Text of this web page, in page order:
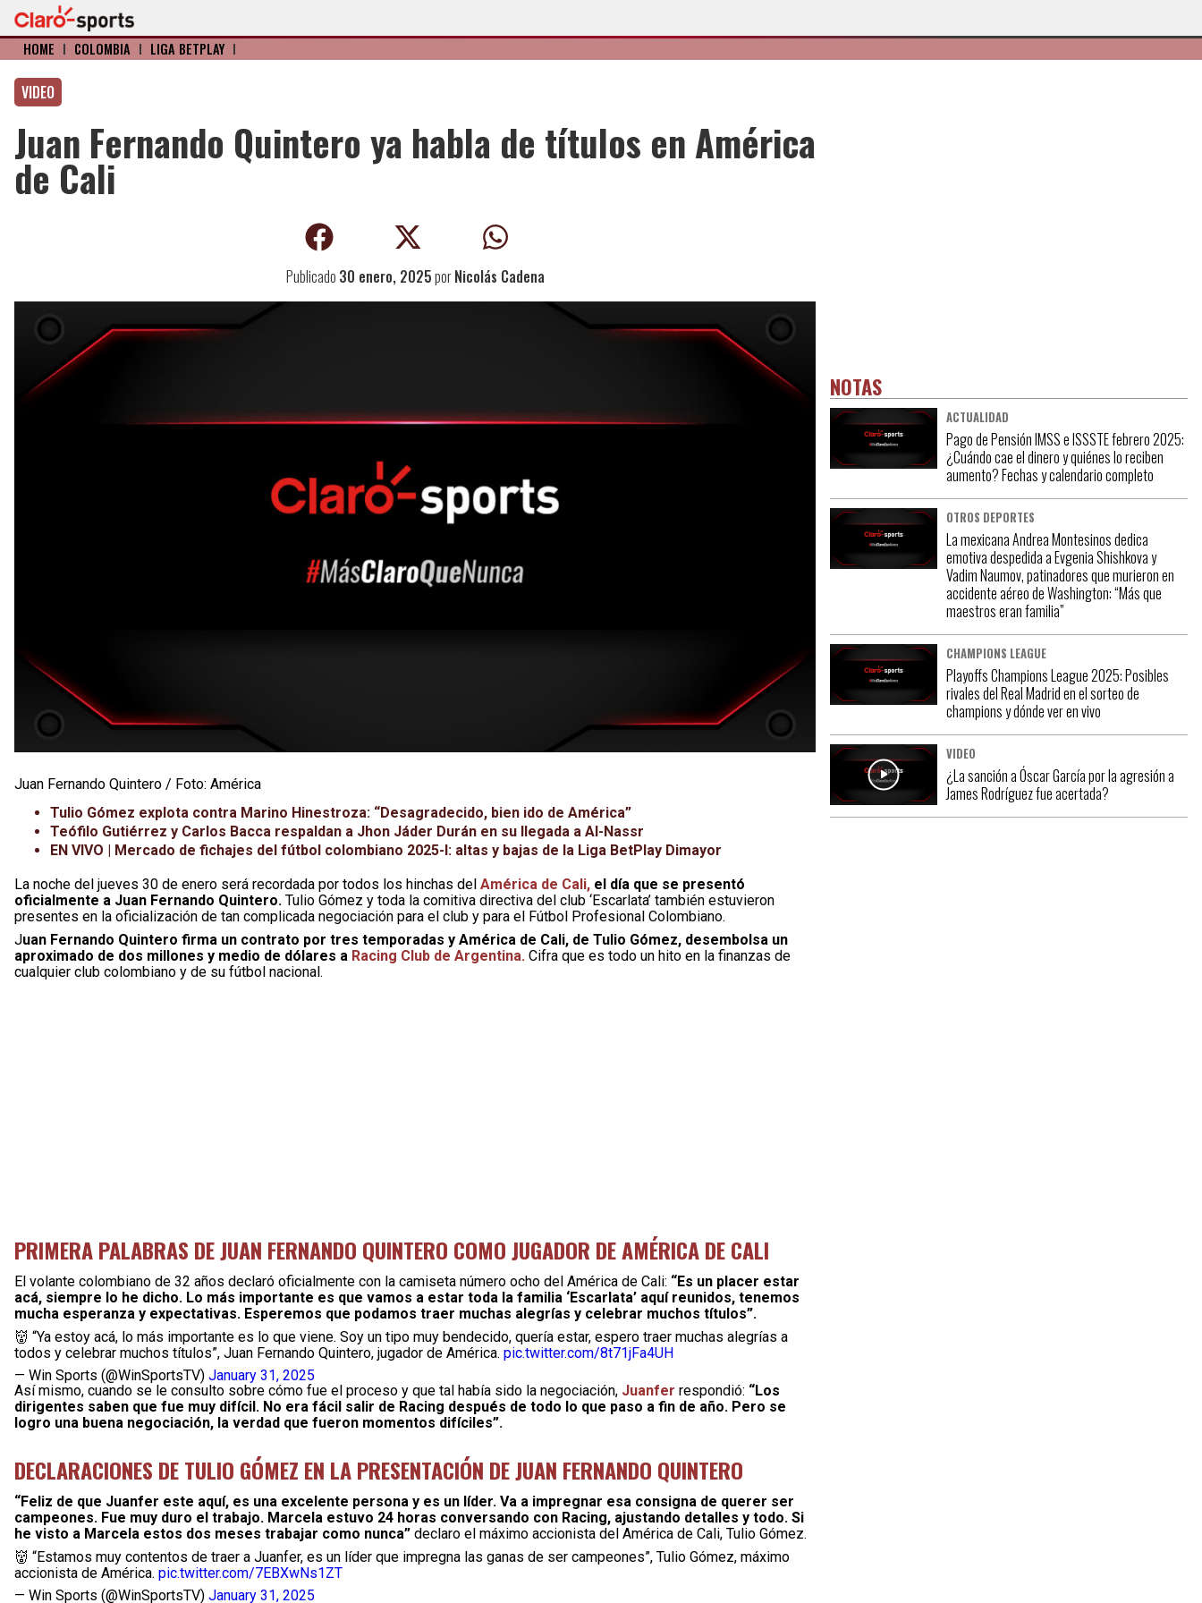
HOME I COLOMBIA I LIGA BETPLAY I
VIDEO
Juan Fernando Quintero ya habla de títulos en América
de Cali
Publicado 30 enero, 2025porNicolás Cadena
Juan Fernando Quintero / Foto: América
Tulio Gómez explota contra Marino Hinestroza: “Desagradecido, bien ido de América”
Teófilo Gutiérrez y Carlos Bacca respaldan a Jhon Jáder Durán en su llegada a Al-Nassr
EN VIVO | Mercado de fichajes del fútbol colombiano 2025-I: altas y bajas de la Liga BetPlay Dimayor
La noche del jueves 30 de enero será recordada por todos los hinchas del América de Cali, el día que se presentó
oficialmente a Juan Fernando Quintero. Tulio Gómez y toda la comitiva directiva del club ‘Escarlata’ también estuvieron
presentes en la oficialización de tan complicada negociación para el club y para el Fútbol Profesional Colombiano.
Juan Fernando Quintero firma un contrato por tres temporadas y América de Cali, de Tulio Gómez, desembolsa un
aproximado de dos millones y medio de dólares a Racing Club de Argentina. Cifra que es todo un hito en la finanzas de
cualquier club colombiano y de su fútbol nacional.
PRIMERA PALABRAS DE JUAN FERNANDO QUINTERO COMO JUGADOR DE AMÉRICA DE CALI
El volante colombiano de 32 años declaró oficialmente con la camiseta número ocho del América de Cali: “Es un placer estar
acá, siempre lo he dicho. Lo más importante es que vamos a estar toda la familia ‘Escarlata’ aquí reunidos, tenemos
mucha esperanza y expectativas. Esperemos que podamos traer muchas alegrías y celebrar muchos títulos”.
👹 “Ya estoy acá, lo más importante es lo que viene. Soy un tipo muy bendecido, quería estar, espero traer muchas alegrías a
todos y celebrar muchos títulos”, Juan Fernando Quintero, jugador de América. pic.twitter.com/8t71jFa4UH
— Win Sports (@WinSportsTV) January 31, 2025
Así mismo, cuando se le consulto sobre cómo fue el proceso y que tal había sido la negociación, Juanfer respondió: “Los
dirigentes saben que fue muy difícil. No era fácil salir de Racing después de todo lo que paso a fin de año. Pero se
logro una buena negociación, la verdad que fueron momentos difíciles”.
DECLARACIONES DE TULIO GÓMEZ EN LA PRESENTACIÓN DE JUAN FERNANDO QUINTERO
“Feliz de que Juanfer este aquí, es una excelente persona y es un líder. Va a impregnar esa consigna de querer ser
campeones. Fue muy duro el trabajo. Marcela estuvo 24 horas conversando con Racing, ajustando detalles y todo. Si
he visto a Marcela estos dos meses trabajar como nunca” declaro el máximo accionista del América de Cali, Tulio Gómez.
👹 “Estamos muy contentos de traer a Juanfer, es un líder que impregna las ganas de ser campeones”, Tulio Gómez, máximo
accionista de América. pic.twitter.com/7EBXwNs1ZT
— Win Sports (@WinSportsTV) January 31, 2025
NOTAS
ACTUALIDAD
Pago de Pensión IMSS e ISSSTE febrero 2025:
¿Cuándo cae el dinero y quiénes lo reciben
aumento? Fechas y calendario completo
OTROS DEPORTES
La mexicana Andrea Montesinos dedica
emotiva despedida a Evgenia Shishkova y
Vadim Naumov, patinadores que murieron en
accidente aéreo de Washington: “Más que
maestros eran familia”
CHAMPIONS LEAGUE
Playoffs Champions League 2025: Posibles
rivales del Real Madrid en el sorteo de
champions y dónde ver en vivo
VIDEO
¿La sanción a Óscar García por la agresión a
James Rodríguez fue acertada?